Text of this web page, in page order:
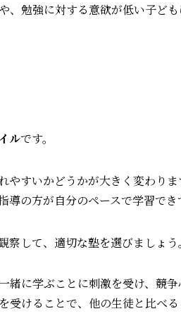
、勉強に対する意欲が低い子ど
ルです。
やすいかどうかが大きく変わり
の方が自分のペースで学習でき
して、適切な塾を選びましょう。
緒に学ぶことに刺激を受け、競
受けることで、他の生徒と比べ